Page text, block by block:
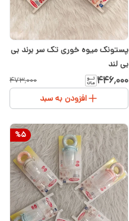
پستونک میوه خوری تک سر برند بی
بی لند
۴۴۶٬۰۰۰ ۴۷۳٬۰۰۰
افزودن به سبد
%5